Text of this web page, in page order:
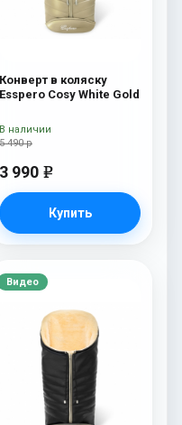
Конверт в коляску
Esspero Cosy White Gold
5 490 р
3 990 e
Купить
В наличии
Видео